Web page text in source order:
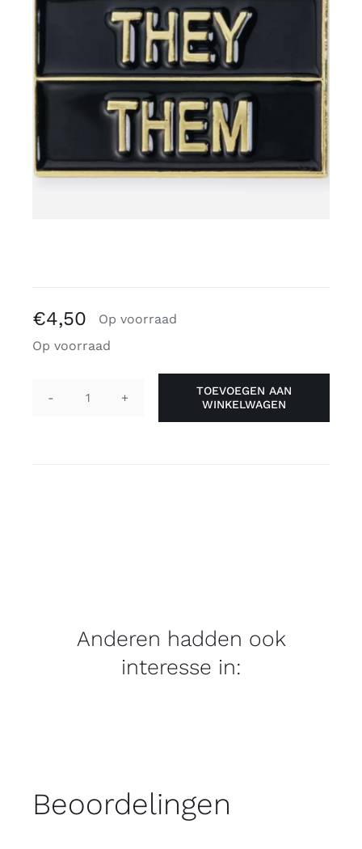
Gratis binders
Reviews
€4,50
Op voorraad
Op voorraad
TOEVOEGEN AAN
WINKELWAGEN
Anderen hadden ook
interesse in:
Beoordelingen